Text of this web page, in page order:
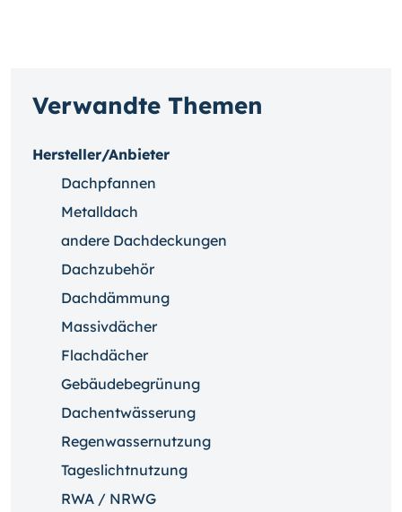
Verwandte Themen
Hersteller/Anbieter
Dachpfannen
Metalldach
andere Dachdeckungen
Dachzubehör
Dachdämmung
Massivdächer
Flachdächer
Gebäudebegrünung
Dachentwässerung
Regenwassernutzung
Tageslichtnutzung
RWA / NRWG